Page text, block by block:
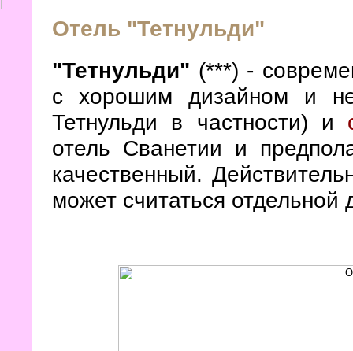
Отель "Тетнульди"
"Тетнульди" (***) -
с хорошим дизайном и
Тетнульди в частности) и
отель Сванетии и
качественный.
может считаться